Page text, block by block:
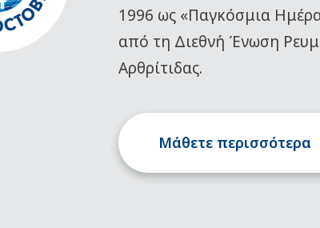
1996 ως «Παγκόσμια
από τη Διεθνή Ένωση
Αρθρίτιδας.
Μάθετε περισσότερα